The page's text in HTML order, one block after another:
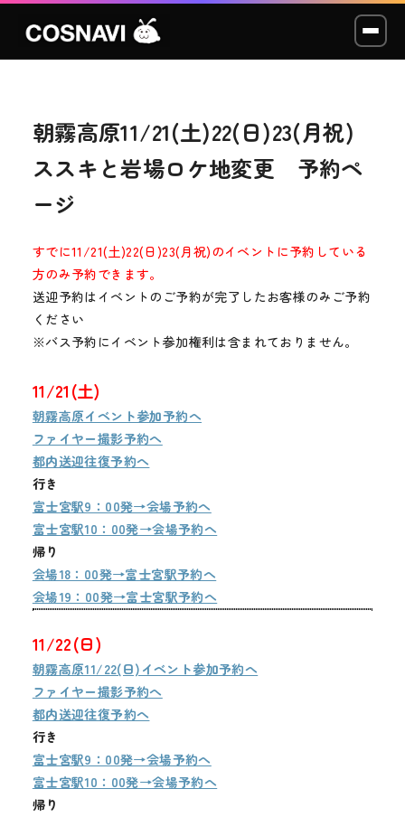
コスプレイベント
モデル撮影会
ショッカー
スタジオ
メディア
お知らせ
朝霧高原11/21(土)22(日)23(月祝)
ススキと岩場ロケ地変更 予約ペ
ージ
すでに11/21(土)22(日)23(月祝)のイベントに予約している
方のみ予約できます。
送迎予約はイベントのご予約が完了したお客様のみご予約
ください
※バス予約にイベント参加権利は含まれておりません。
11/21(土)
朝霧高原イベント参加予約へ
ファイヤー撮影予約へ
都内送迎往復予約へ
行き
富士宮駅9：00発→会場予約へ
富士宮駅10：00発→会場予約へ
帰り
会場18：00発→富士宮駅予約へ
会場19：00発→富士宮駅予約へ
11/22(日)
朝霧高原11/22(日)イベント参加予約へ
ファイヤー撮影予約へ
都内送迎往復予約へ
行き
富士宮駅9：00発→会場予約へ
富士宮駅10：00発→会場予約へ
帰り